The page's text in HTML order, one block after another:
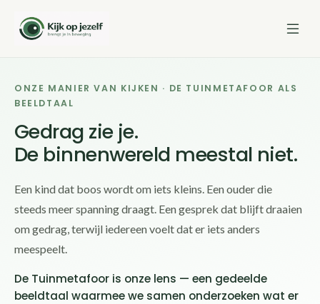
ONZE MANIER VAN KIJKEN · DE TUINMETAFOOR ALS
BEELDTAAL
Gedrag zie je.
De binnenwereld meestal niet.
Een kind dat boos wordt om iets kleins. Een ouder die
steeds meer spanning draagt. Een gesprek dat blijft draaien
om gedrag, terwijl iedereen voelt dat er iets anders
meespeelt.
De Tuinmetafoor is onze lens — een gedeelde
beeldtaal waarmee we samen onderzoeken wat er